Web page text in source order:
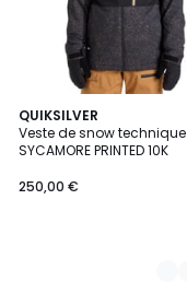
QUIKSILVER
Veste de snow technique
SYCAMORE PRINTED 10K
250,00 €
2
Couleurs